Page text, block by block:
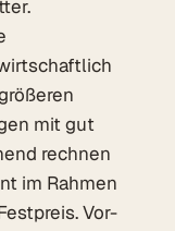
mit gut
rechnen
im Rahmen
Vor-